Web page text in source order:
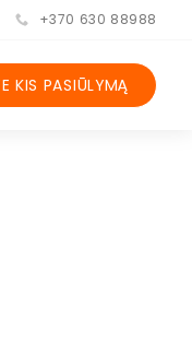
+370 630 88988
KIS PASIŪLYMĄ